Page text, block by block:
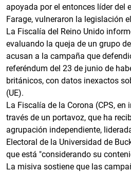
apoyada por el entonces líder del
Farage, vulneraron la legislación
La Fiscalía del Reino Unido
evaluando la queja de un grupo
acusan a la campaña que
referéndum del 23 de junio de
británicos, con datos inexactos
(UE).
La Fiscalía de la Corona (CPS, en
través de un portavoz, que ha
agrupación independiente,
Electoral de la Universidad de
que está "considerando su
La misiva sostiene que las